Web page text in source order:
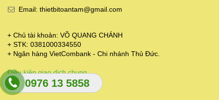
0976 13 5858
Email: thietbitoantam@gmail.com
+ Chủ tài khoản: VÕ QUANG CHÁNH
+ STK: 0381000334550
+ Ngân hàng VietCombank - Chi nhánh Thủ Đức.
Điều kiện giao dịch chung
Chính sách thanh toán